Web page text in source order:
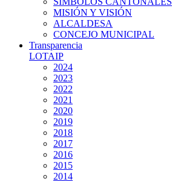
MISIÓN Y VISIÓN
ALCALDESA
CONCEJO MUNICIPAL
Transparencia
LOTAIP
2024
2023
2022
2021
2020
2019
2018
2017
2016
2015
2014